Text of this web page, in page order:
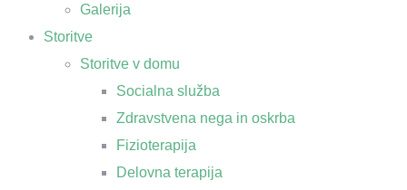
Galerija
Storitve
Storitve v domu
Socialna služba
Zdravstvena nega in oskrba
Fizioterapija
Delovna terapija